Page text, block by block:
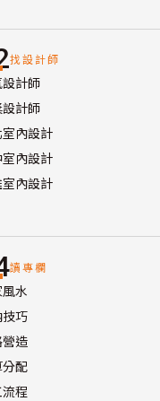
找設計師
計師
計師
內設計
內設計
內設計
讀專欄
水
巧
造
配
程